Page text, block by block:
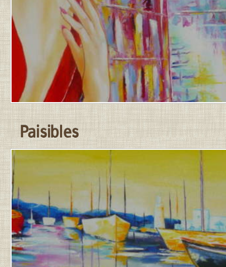
Paisibles
PUBLIÉ
LE
31
MARS
2026
PAR
JEAN-
PIERRE.